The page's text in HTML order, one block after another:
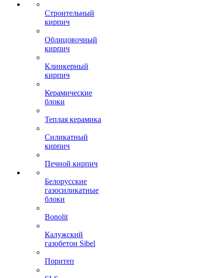
Строительный
кирпич
Облицовочный
кирпич
Клинкерный
кирпич
Керамические
блоки
Теплая керамика
Силикатный
кирпич
Печной кирпич
Белорусские
газосиликатные
блоки
Bonolit
Калужский
газобетон Sibel
Поритеп